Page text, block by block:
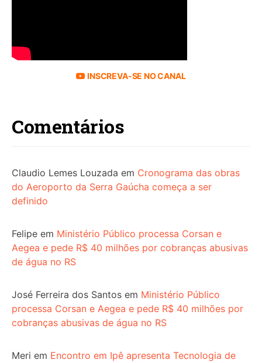
INSCREVA-SE NO CANAL
Comentários
Claudio Lemes Louzada em Cronograma das obras
do Aeroporto da Serra Gaúcha começa a ser
definido
Felipe em Ministério Público processa Corsan e
Aegea e pede R$ 40 milhões por cobranças abusivas
de água no RS
José Ferreira dos Santos em Ministério Público
processa Corsan e Aegea e pede R$ 40 milhões por
cobranças abusivas de água no RS
Meri em Encontro em Ipê apresenta Tecnologia de